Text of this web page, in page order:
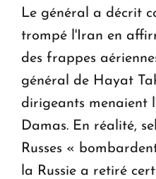
Le général a décrit
trompé l'Iran en
des frappes
général de Hayat
dirigeants menaient
Damas. En réalité,
Russes «
la Russie a retiré